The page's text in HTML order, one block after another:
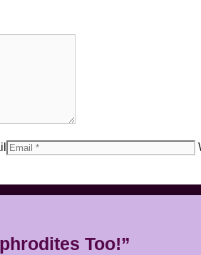
Too!”